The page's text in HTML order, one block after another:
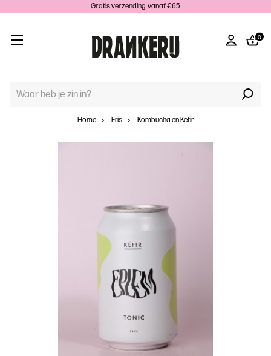
Gratis verzending vanaf €65
0
TREFWOORD
Home
Fris Kombucha en Kefir